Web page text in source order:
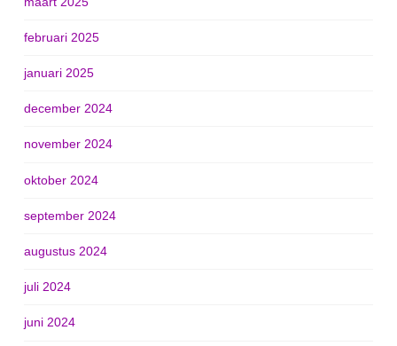
februari 2025
januari 2025
december 2024
november 2024
oktober 2024
september 2024
augustus 2024
juli 2024
juni 2024